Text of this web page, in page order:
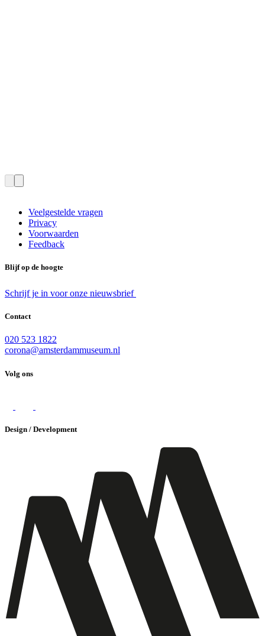
Veelgestelde vragen
Privacy
Voorwaarden
Feedback
Blijf op de hoogte
Schrijf je in voor onze nieuwsbrief
Contact
020 523 1822
corona@amsterdammuseum.nl
Volg ons
Design / Development